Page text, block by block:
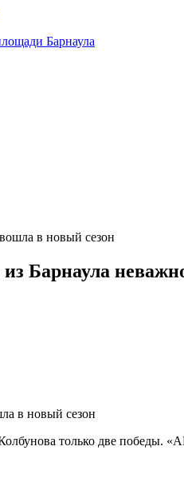
Барнаула
в новый сезон
Барнаула
только две победы.